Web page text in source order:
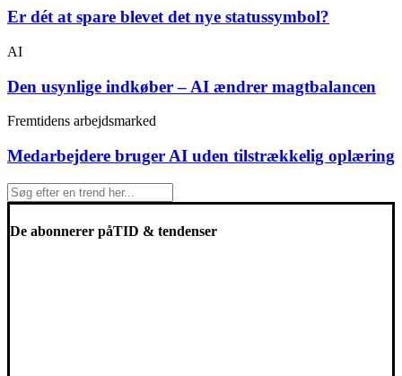
Er dét at spare blevet det nye statussymbol?
AI
Den usynlige indkøber – AI ændrer magtbalancen
Fremtidens arbejdsmarked
Medarbejdere bruger AI uden tilstrækkelig oplæring
De abonnerer påTID & tendenser